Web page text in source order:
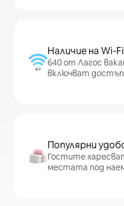
Наличие на Wi-Fi
640 от Лагос
включват достъп
Популярни
Гостите
местата под